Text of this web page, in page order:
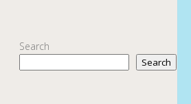
Search
Search